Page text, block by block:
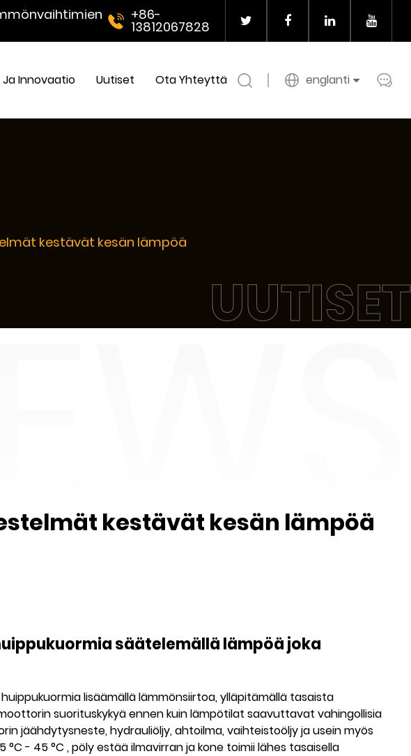
+86-
13812067828
Ja Innovaatio Uutiset Ota Yhteyttä englanti
UUTISET
kestävät kesän lämpöä
kestävät kesän lämpöä
säätelemällä lämpöä joka
lisäämällä lämmönsiirtoa, ylläpitämällä tasaista
suorituskykyä ennen kuin lämpötilat saavuttavat vahingollisia
jäähdytysneste, hydrauliöljy, ahtoilma, vaihteistoöljy ja usein myös
°C - 45 °C , pöly estää ilmavirran ja kone toimii lähes tasaisella